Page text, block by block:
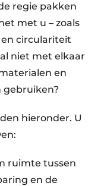
regie pakken
met u – zoals
circulariteit
niet met elkaar
en
hieronder. U
ruimte tussen
en de